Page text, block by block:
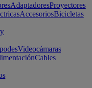
AdaptadoresProyectores
AccesoriosBicicletas
Videocámaras
Cables